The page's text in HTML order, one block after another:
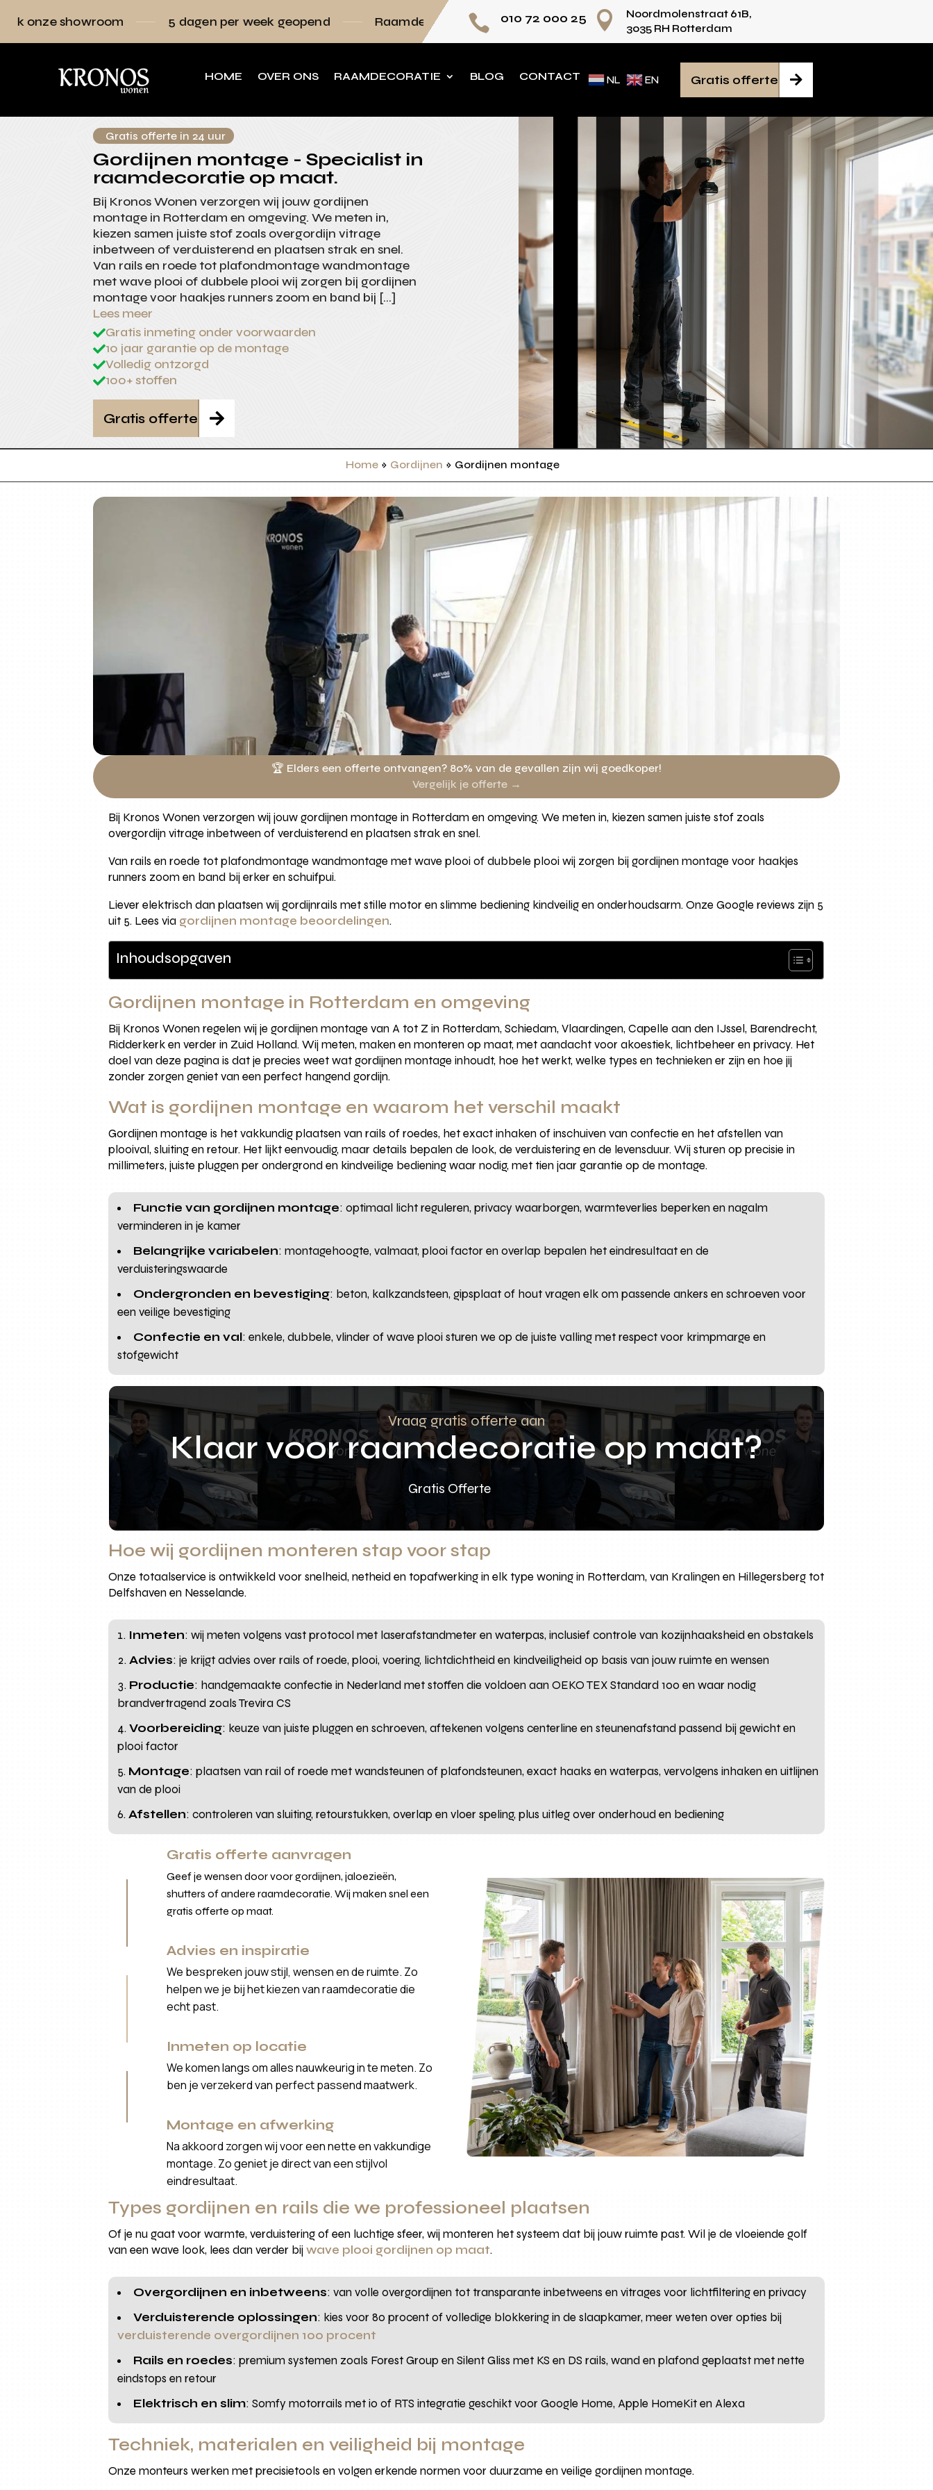
5 dagen per week geopend Raamdecoratie volledig op maat Persoonlijk advies voor iedere ruimte
 010 72 000 25 
Noordmolenstraat 61B,
3035 RH Rotterdam
HOME OVER ONS RAAMDECORATIE BLOG CONTACT NL EN 
Gratis offerte
Gratis offerte in 24 uur
Gordijnen montage - Specialist in
raamdecoratie op maat.
Bij Kronos Wonen verzorgen wij jouw gordijnen
montage in Rotterdam en omgeving. We meten in,
kiezen samen juiste stof zoals overgordijn vitrage
inbetween of verduisterend en plaatsen strak en snel.
Van rails en roede tot plafondmontage wandmontage
met wave plooi of dubbele plooi wij zorgen bij gordijnen
montage voor haakjes runners zoom en band bij […]
Lees meer
Gratis inmeting onder voorwaarden
10 jaar garantie op de montage
Volledig ontzorgd
100+ stoffen

Gratis offerte
Home » Gordijnen » Gordijnen montage
🏆 Elders een offerte ontvangen? 80% van de gevallen zijn wij goedkoper!
Vergelijk je offerte →
Bij Kronos Wonen verzorgen wij jouw gordijnen montage in Rotterdam en omgeving. We meten in, kiezen samen juiste stof zoals
overgordijn vitrage inbetween of verduisterend en plaatsen strak en snel.
Van rails en roede tot plafondmontage wandmontage met wave plooi of dubbele plooi wij zorgen bij gordijnen montage voor haakjes
runners zoom en band bij erker en schuifpui.
Liever elektrisch dan plaatsen wij gordijnrails met stille motor en slimme bediening kindveilig en onderhoudsarm. Onze Google reviews zijn 5
uit 5. Lees via gordijnen montage beoordelingen.
Inhoudsopgaven
Gordijnen montage in Rotterdam en omgeving
Bij Kronos Wonen regelen wij je gordijnen montage van A tot Z in Rotterdam, Schiedam, Vlaardingen, Capelle aan den IJssel, Barendrecht,
Ridderkerk en verder in Zuid Holland. Wij meten, maken en monteren op maat, met aandacht voor akoestiek, lichtbeheer en privacy. Het
doel van deze pagina is dat je precies weet wat gordijnen montage inhoudt, hoe het werkt, welke types en technieken er zijn en hoe jij
zonder zorgen geniet van een perfect hangend gordijn.
Wat is gordijnen montage en waarom het verschil maakt
Gordijnen montage is het vakkundig plaatsen van rails of roedes, het exact inhaken of inschuiven van confectie en het afstellen van
plooival, sluiting en retour. Het lijkt eenvoudig, maar details bepalen de look, de verduistering en de levensduur. Wij sturen op precisie in
millimeters, juiste pluggen per ondergrond en kindveilige bediening waar nodig, met tien jaar garantie op de montage.
Functie van gordijnen montage: optimaal licht reguleren, privacy waarborgen, warmteverlies beperken en nagalm
verminderen in je kamer
Belangrijke variabelen: montagehoogte, valmaat, plooi factor en overlap bepalen het eindresultaat en de
verduisteringswaarde
Ondergronden en bevestiging: beton, kalkzandsteen, gipsplaat of hout vragen elk om passende ankers en schroeven voor
een veilige bevestiging
Confectie en val: enkele, dubbele, vlinder of wave plooi sturen we op de juiste valling met respect voor krimpmarge en
stofgewicht
Vraag gratis offerte aan
Klaar voor raamdecoratie op maat?
Gratis Offerte
Hoe wij gordijnen monteren stap voor stap
Onze totaalservice is ontwikkeld voor snelheid, netheid en topafwerking in elk type woning in Rotterdam, van Kralingen en Hillegersberg tot
Delfshaven en Nesselande.
Inmeten: wij meten volgens vast protocol met laserafstandmeter en waterpas, inclusief controle van kozijnhaaksheid en obstakels
Advies: je krijgt advies over rails of roede, plooi, voering, lichtdichtheid en kindveiligheid op basis van jouw ruimte en wensen
Productie: handgemaakte confectie in Nederland met stoffen die voldoen aan OEKO TEX Standard 100 en waar nodig
brandvertragend zoals Trevira CS
Voorbereiding: keuze van juiste pluggen en schroeven, aftekenen volgens centerline en steunenafstand passend bij gewicht en
plooi factor
Montage: plaatsen van rail of roede met wandsteunen of plafondsteunen, exact haaks en waterpas, vervolgens inhaken en uitlijnen
van de plooi
Afstellen: controleren van sluiting, retourstukken, overlap en vloer speling, plus uitleg over onderhoud en bediening
Gratis offerte aanvragen
Geef je wensen door voor gordijnen, jaloezieën,
shutters of andere raamdecoratie. Wij maken snel een
gratis offerte op maat.
Advies en inspiratie
We bespreken jouw stijl, wensen en de ruimte. Zo
helpen we je bij het kiezen van raamdecoratie die
echt past.
Inmeten op locatie
We komen langs om alles nauwkeurig in te meten. Zo
ben je verzekerd van perfect passend maatwerk.
Montage en afwerking
Na akkoord zorgen wij voor een nette en vakkundige
montage. Zo geniet je direct van een stijlvol
eindresultaat.
Types gordijnen en rails die we professioneel plaatsen
Of je nu gaat voor warmte, verduistering of een luchtige sfeer, wij monteren het systeem dat bij jouw ruimte past. Wil je de vloeiende golf
van een wave look, lees dan verder bijwave plooi gordijnen op maat.
Overgordijnen en inbetweens: van volle overgordijnen tot transparante inbetweens en vitrages voor lichtfiltering en privacy
Verduisterende oplossingen: kies voor 80 procent of volledige blokkering in de slaapkamer, meer weten over opties bij
verduisterende overgordijnen 100 procent
Rails en roedes: premium systemen zoals Forest Group en Silent Gliss met KS en DS rails, wand en plafond geplaatst met nette
eindstops en retour
Elektrisch en slim: Somfy motorrails met io of RTS integratie geschikt voor Google Home, Apple HomeKit en Alexa
Techniek, materialen en veiligheid bij montage
Onze monteurs werken met precisietools en volgen erkende normen voor duurzame en veilige gordijnen montage.